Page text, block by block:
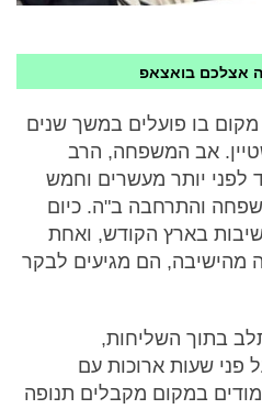
אצלכם בואצאפ
בו פועלים במשך שנים
אב המשפחה, הרב
יותר מעשרים וחמש
והתרחבה ב"ה. כיום
בארץ הקודש, ואחת
מהישיבה, הם מגיעים לבקר
בתוך השליחות,
פני שעות ארוכות עם
במקום מקבלים תנופה